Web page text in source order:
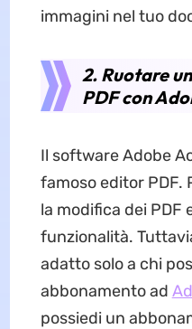
immagini nel tuo
2. Ruotare
PDF con
Il software Adobe
famoso editor PDF.
la modifica dei PDF
funzionalità.
adatto solo a chi
abbonamento ad
possiedi un